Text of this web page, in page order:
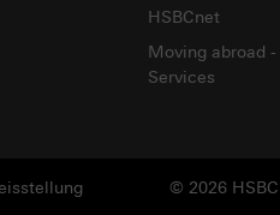
HSBCnet
Moving abroad
Services
© 2026